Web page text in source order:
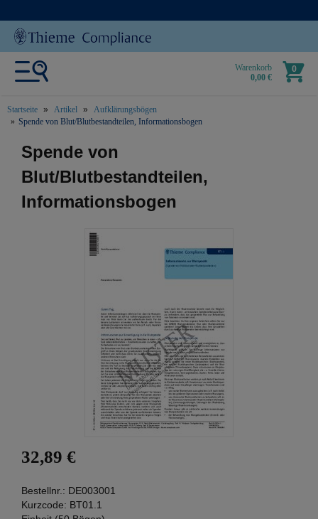
Warenkorb
0,00 €
0
Startseite Artikel
Aufklärungsbögen
Spende von Blut/Blutbestandteilen, Informationsbogen
text.skipToContent
text.skipToNavigation
Spende von
Blut/Blutbestandteilen,
Informationsbogen
32,89 €
Bestellnr.: DE003001
Kurzcode: BT01.1